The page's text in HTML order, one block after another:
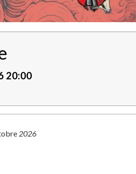
20:00
2026